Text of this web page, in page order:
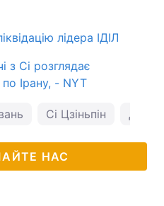
лідера ІДІЛ
з Сі розглядає
по Ірану, - NYT
Сі Цзіньпін
НАС